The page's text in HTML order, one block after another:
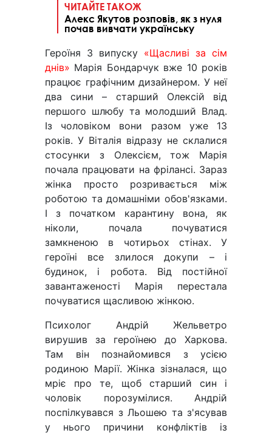
ЧИТАЙТЕ ТАКОЖ
Алекс Якутов розповів, як з нуля
почав вивчати українську
Героїня 3 випуску «Щасливі за сім
днів» Марія Бондарчук вже 10 років
працює графічним дизайнером. У неї
два сини – старший Олексій від
першого шлюбу та молодший Влад.
Із чоловіком вони разом уже 13
років. У Віталія відразу не склалися
стосунки з Олексієм, тож Марія
почала працювати на фрілансі. Зараз
жінка просто розривається між
роботою та домашніми обов'язками.
І з початком карантину вона, як
ніколи, почала почуватися
замкненою в чотирьох стінах. У
героїні все злилося докупи – і
будинок, і робота. Від постійної
завантаженості Марія перестала
почуватися щасливою жінкою.
Психолог Андрій Жельветро
вирушив за героїнею до Харкова.
Там він познайомився з усією
родиною Марії. Жінка зізналася, що
мріє про те, щоб старший син і
чоловік порозумілися. Андрій
поспілкувався з Льошею та з'ясував
у нього причини конфліктів із